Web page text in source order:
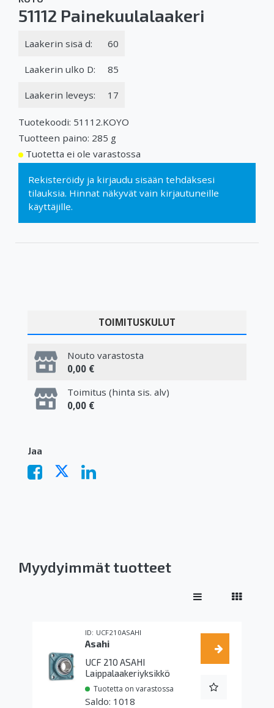
51112 Painekuulalaakeri
Laakerin sisä d: 60
Laakerin ulko D: 85
Laakerin leveys: 17
Tuotekoodi: 51112.KOYO
Tuotteen paino: 285 g
Tuotetta ei ole varastossa
Rekisteröidy ja kirjaudu sisään tehdäksesi
tilauksia. Hinnat näkyvät vain kirjautuneille
käyttäjille.
TOIMITUSKULUT
Nouto varastosta
0,00 €
Toimitus (hinta sis. alv)
0,00 €
Jaa
Myydyimmät tuotteet
UCF210ASAHI
Asahi
UCF 210 ASAHI
Laippalaakeriyksikkö
Tuotetta on varastossa
1018